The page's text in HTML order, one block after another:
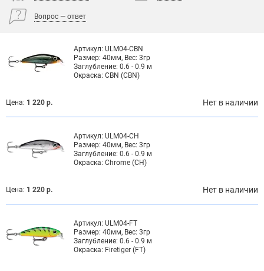
Вопрос — ответ
Артикул: ULM04-CBN
Размер: 40мм, Вес: 3гр
Заглубление: 0.6 - 0.9 м
Окраска: CBN (CBN)
Цена: 1 220 р. Нет в наличии
Артикул: ULM04-CH
Размер: 40мм, Вес: 3гр
Заглубление: 0.6 - 0.9 м
Окраска: Chrome (CH)
Цена: 1 220 р. Нет в наличии
Артикул: ULM04-FT
Размер: 40мм, Вес: 3гр
Заглубление: 0.6 - 0.9 м
Окраска: Firetiger (FT)